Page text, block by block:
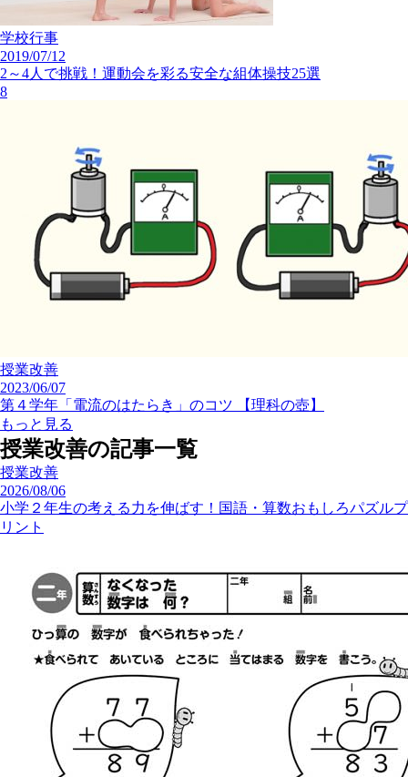
学校行事
2019/07/12
2～4人で挑戦！運動会を彩る安全な組体操技25選
8
授業改善
2023/06/07
第４学年「電流のはたらき」のコツ 【理科の壺】
もっと見る
授業改善の記事一覧
授業改善
2026/08/06
小学２年生の考える力を伸ばす！国語・算数おもしろパズルプ
リント